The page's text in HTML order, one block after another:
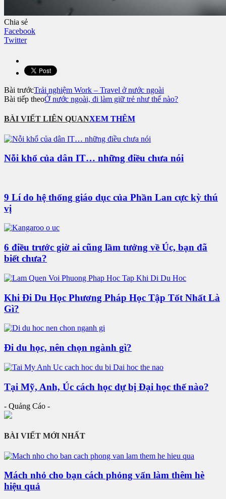
Chia sẻ
Facebook
Twitter
Bài trướcTrải nghiệm Work – Travel ở nước ngoài
Bài tiếp theoỞ nước ngoài, đi làm giữ trẻ như thế nào?
BÀI VIẾT LIÊN QUANXEM THÊM
Nỗi khổ của dân IT… những điều chưa nói
9 Lí do hệ thống giáo dục của Phần Lan cực kỳ thú
vị
6 điều trước giờ ai cũng lầm tưởng về Úc, bạn đã
biết chưa?
Khi Đi Du Học Phương Pháp Học Tập Tốt Nhất Là
Gì?
Đi du học, nên chọn ngành gì?
Tại Mỹ, Anh, Úc cách học dự bị Đại học thế nào?
- Quảng Cáo -
BÀI VIẾT MỚI NHẤT
Mách nhỏ cho bạn cách phỏng vấn làm thêm hè
hiệu quả